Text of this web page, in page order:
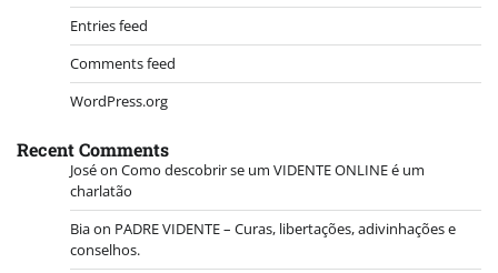
Entries feed
Comments feed
WordPress.org
Recent Comments
Joséon Como descobrir se um VIDENTE ONLINE é um
charlatão
Biaon PADRE VIDENTE – Curas, libertações, adivinhações e
conselhos.